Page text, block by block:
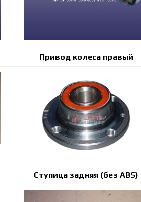
Привод колеса правый
Ступица задняя (без ABS)